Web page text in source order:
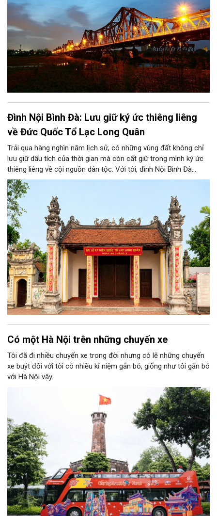
tưởng chừng như rất đơn giản, rất đỗi bình thường và vẫn diễn
ra hàng ngày ấy. Bây giờ ánh sáng có thể nhìn thấy bất kỳ đâu,
bất kỳ chỗ nào và đủ mọi màu sắc nhưng trước kia thì khác.
Ánh sáng là một điều gì đó rất xa xỉ.
Đình Nội Bình Đà: Lưu giữ ký ức thiêng liêng
về Đức Quốc Tổ Lạc Long Quân
Trải qua hàng nghìn năm lịch sử, có những vùng đất không chỉ
lưu giữ dấu tích của thời gian mà còn cất giữ trong mình ký ức
thiêng liêng về cội nguồn dân tộc. Với tôi, đình Nội Bình Đà
không chỉ là ngôi đình cổ của quê hương, mà còn gắn với tuổi
thơ, với những mùa lễ hội tháng ba âm lịch và với niềm tự hào
về vùng đất thờ Đức Quốc Tổ Lạc Long Quân, vị thủy tổ của
dân tộc Việt Nam.
Có một Hà Nội trên những chuyến xe
Tôi đã đi nhiều chuyến xe trong đời nhưng có lẽ những chuyến
xe buýt đối với tôi có nhiều kỉ niệm gắn bó, giống như tôi gắn bó
với Hà Nội vậy.